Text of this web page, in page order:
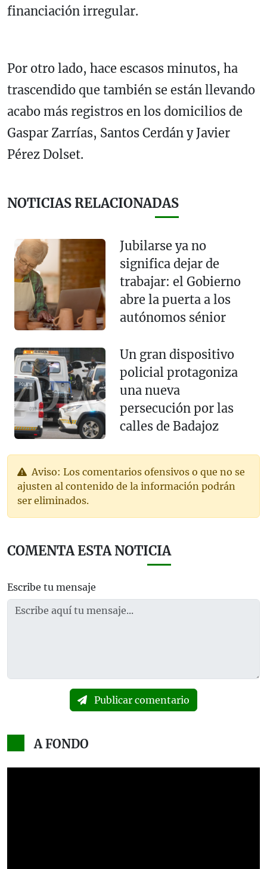
financiación irregular.
Por otro lado, hace escasos minutos, ha
trascendido que también se están llevando
acabo más registros en los domicilios de
Gaspar Zarrías, Santos Cerdán y Javier
Pérez Dolset.
NOTICIAS RELACIONADAS
Jubilarse ya no
significa dejar de
trabajar: el Gobierno
abre la puerta a los
autónomos sénior
Un gran dispositivo
policial protagoniza
una nueva
persecución por las
calles de Badajoz
Aviso: Los comentarios ofensivos o que no se
ajusten al contenido de la información podrán
ser eliminados.
COMENTA ESTA NOTICIA
Escribe tu mensaje
Publicar comentario
A FONDO